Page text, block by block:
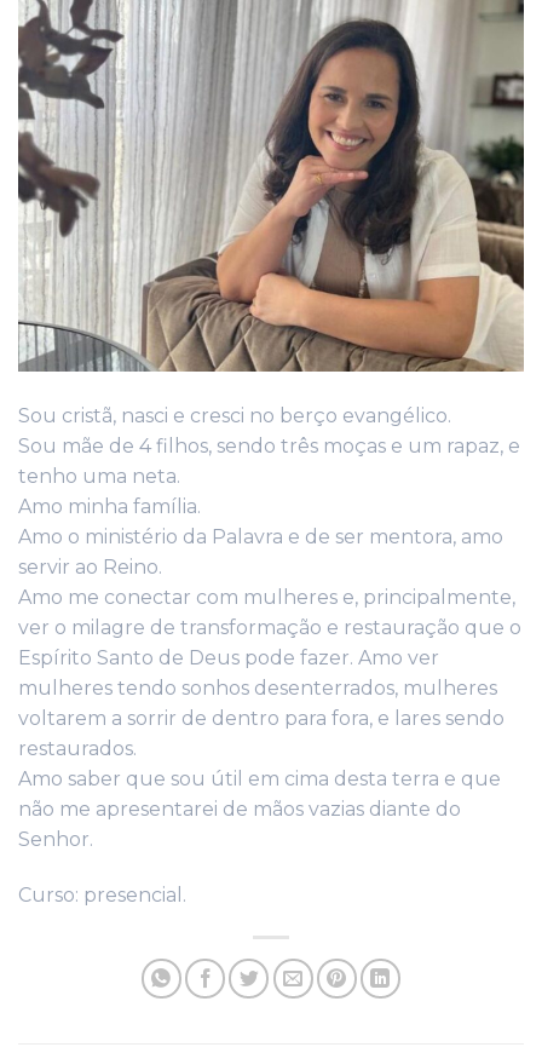
Sou cristã, nasci e cresci no berço evangélico.
Sou mãe de 4 filhos, sendo três moças e um rapaz, e
tenho uma neta.
Amo minha família.
Amo o ministério da Palavra e de ser mentora, amo
servir ao Reino.
Amo me conectar com mulheres e, principalmente,
ver o milagre de transformação e restauração que o
Espírito Santo de Deus pode fazer. Amo ver
mulheres tendo sonhos desenterrados, mulheres
voltarem a sorrir de dentro para fora, e lares sendo
restaurados.
Amo saber que sou útil em cima desta terra e que
não me apresentarei de mãos vazias diante do
Senhor.
Curso: presencial.